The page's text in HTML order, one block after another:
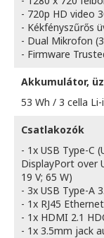
- 720p HD video
- Kékfényszűrős
- Dual Mikrofon
- Firmware
Akkumulátor,
53 Wh / 3 cella
Csatlakozók
- 1x USB Type-C
DisplayPort over
19 V; 65 W)
- 3x USB Type-A
- 1x RJ45 Ethernet
- 1x HDMI 2.1
- 1x 3.5mm jack